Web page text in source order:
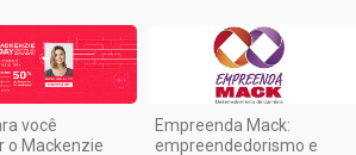
você
o Mackenzie
Empreenda Mack:
empreendedorismo e